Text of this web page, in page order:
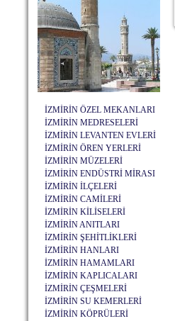
İZMİRİN ÖZEL MEKANLARI
İZMİRİN MEDRESELERİ
İZMİRİN LEVANTEN EVLERİ
İZMİRİN ÖREN YERLERİ
İZMİRİN MÜZELERİ
İZMİRİN ENDÜSTRİ MİRASI
İZMİRİN İLÇELERİ
İZMİRİN CAMİLERİ
İZMİRİN KİLİSELERİ
İZMİRİN ANITLARI
İZMİRİN ŞEHİTLİKLERİ
İZMİRİN HANLARI
İZMİRİN HAMAMLARI
İZMİRİN KAPLICALARI
İZMİRİN ÇEŞMELERİ
İZMİRİN SU KEMERLERİ
İZMİRİN KÖPRÜLERİ